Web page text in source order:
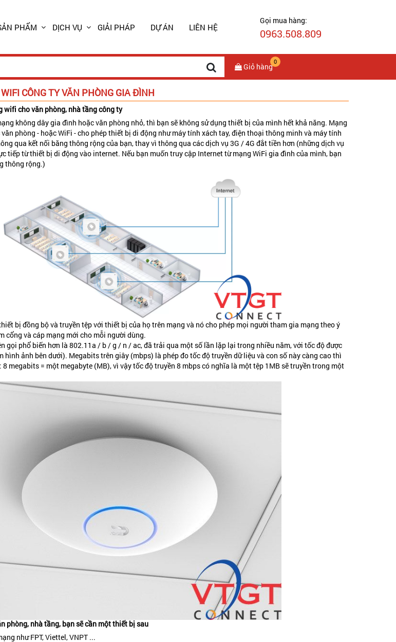
PHẨM DỊCH VỤ GIẢI PHÁP DỰ ÁN LIÊN HỆ
Gọi mua hàng:
0963.508.809
Giỏ hàng
0
CÔNG TY VĂN PHÒNG GIA ĐÌNH
wifi cho văn phòng, nhà tầng công ty
không dây gia đình hoặc văn phòng nhỏ, thì bạn sẽ không sử dụng thiết bị của mình hết khả năng. Mạng
phòng - hoặc WiFi - cho phép thiết bị di động như máy tính xách tay, điện thoại thông minh và máy tính
qua kết nối băng thông rộng của bạn, thay vì thông qua các dịch vụ 3G / 4G đắt tiền hơn (những dịch vụ
tiếp từ thiết bị di động vào internet. Nếu bạn muốn truy cập Internet từ mạng WiFi gia đình của mình, bạn
thông rộng.)
bị đồng bộ và truyền tệp với thiết bị của họ trên mạng và nó cho phép mọi người tham gia mạng theo ý
cổng và cáp mạng mới cho mỗi người dùng.
gọi phổ biến hơn là 802.11a / b / g / n / ac, đã trải qua một số lần lặp lại trong nhiều năm, với tốc độ được
hình ảnh bên dưới). Megabits trên giây (mbps) là phép đo tốc độ truyền dữ liệu và con số này càng cao thì
8 megabits = một megabyte (MB), vì vậy tốc độ truyền 8 mbps có nghĩa là một tệp 1MB sẽ truyền trong một
phòng, nhà tầng, bạn sẽ cần một thiết bị sau
như FPT, Viettel, VNPT ...